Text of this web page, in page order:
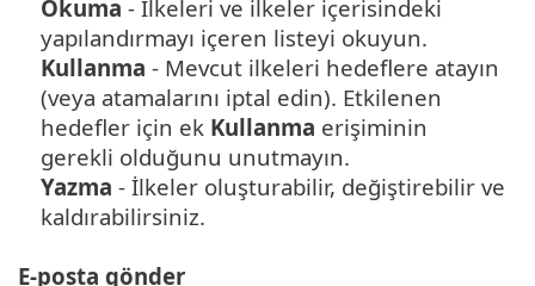
Okuma - İlkeleri ve ilkeler içerisindeki
yapılandırmayı içeren listeyi okuyun.
Kullanma - Mevcut ilkeleri hedeflere atayın
(veya atamalarını iptal edin). Etkilenen
hedefler için ek Kullanma erişiminin
gerekli olduğunu unutmayın.
Yazma - İlkeler oluşturabilir, değiştirebilir ve
kaldırabilirsiniz.
E-posta gönder